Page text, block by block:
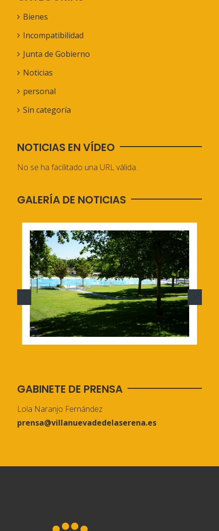
Bienes
Incompatibilidad
Junta de Gobierno
Noticias
personal
Sin categoría
NOTICIAS EN VÍDEO
No se ha facilitado una URL válida.
GALERÍA DE NOTICIAS
GABINETE DE PRENSA
Lola Naranjo Fernández
prensa@villanuevadedelaserena.es